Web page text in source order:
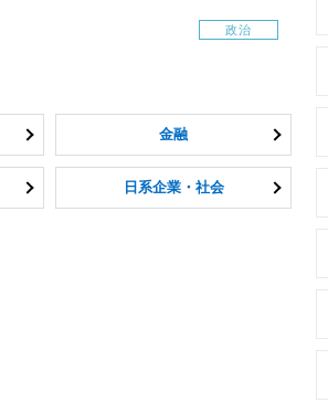
政治
金融
日系企業・社会